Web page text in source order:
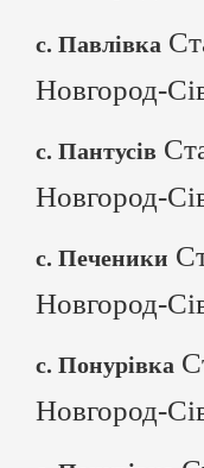
с. Павлівка
Новгород-
с. Пантусів
Новгород-
с. Печеники
Новгород-
с. Понурівка
Новгород-